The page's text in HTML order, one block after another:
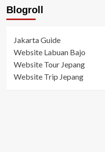
Blogroll
Jakarta Guide
Website Labuan Bajo
Website Tour Jepang
Website Trip Jepang